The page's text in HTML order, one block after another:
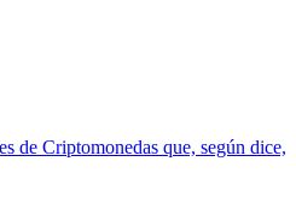
de Criptomonedas que, según dice,